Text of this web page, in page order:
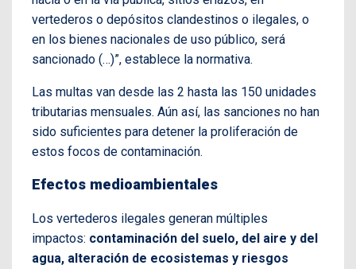
vertederos o depósitos clandestinos o ilegales, o
en los bienes nacionales de uso público, será
sancionado (…)”, establece la normativa.
Las multas van desde las 2 hasta las 150 unidades
tributarias mensuales. Aún así, las sanciones no han
sido suficientes para detener la proliferación de
estos focos de contaminación.
Efectos medioambientales
Los vertederos ilegales generan múltiples
impactos: contaminación del suelo, del aire y del
agua, alteración de ecosistemas y riesgos